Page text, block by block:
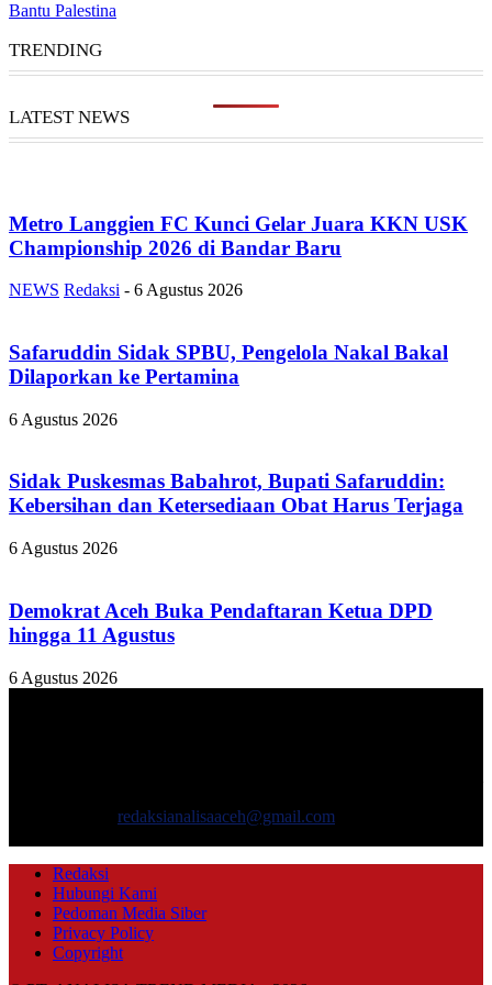
Bantu Palestina
TRENDING
LATEST NEWS
Metro Langgien FC Kunci Gelar Juara KKN USK
Championship 2026 di Bandar Baru
NEWS Redaksi - 6 Agustus 2026
Safaruddin Sidak SPBU, Pengelola Nakal Bakal
Dilaporkan ke Pertamina
6 Agustus 2026
Sidak Puskesmas Babahrot, Bupati Safaruddin:
Kebersihan dan Ketersediaan Obat Harus Terjaga
6 Agustus 2026
Demokrat Aceh Buka Pendaftaran Ketua DPD
hingga 11 Agustus
6 Agustus 2026
redaksianalisaaceh@gmail.com
Redaksi
Hubungi Kami
Pedoman Media Siber
Privacy Policy
Copyright